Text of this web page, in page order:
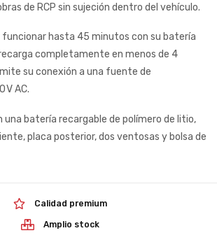
de RCP sin sujeción dentro del vehículo.
funcionar hasta 45 minutos con su batería
completamente en menos de 4
su conexión a una fuente de
V AC.
una batería recargable de polímero de litio,
placa posterior, dos ventosas y bolsa de
Calidad premium
Amplio stock